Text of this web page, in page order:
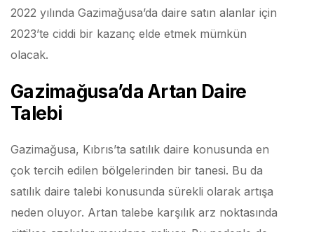
2022 yılında Gazimağusa’da daire satın alanlar için
2023’te ciddi bir kazanç elde etmek mümkün
olacak.
Gazimağusa’da Artan Daire
Talebi
Gazimağusa, Kıbrıs’ta satılık daire konusunda en
çok tercih edilen bölgelerinden bir tanesi. Bu da
satılık daire talebi konusunda sürekli olarak artışa
neden oluyor. Artan talebe karşılık arz noktasında